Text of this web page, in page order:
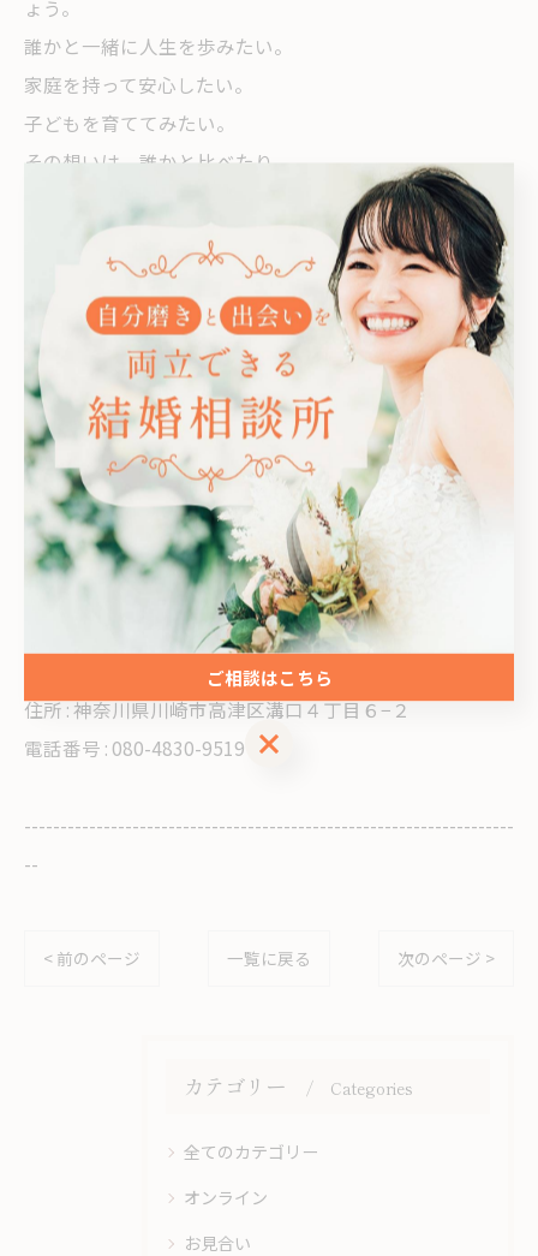
ょう。
誰かと一緒に人生を歩みたい。
家庭を持って安心したい。
子どもを育ててみたい。
その想いは、誰かと比べたり、
スピードを競うためのものではありません。
あなたの人生にとって大切な願いだからこそ、
丁寧に向き合っていきたいのです。
疲れたときこそ、自分をいたわる時間を。
少し休んだら、またあなたらしく歩き出せます。
婚活は、あなたの幸せのためのプロセスです。
焦らず、無理せず、自分のペースで進んでいきましょ
う。
--------------------------------------------------------------------
REVERSAL結婚相談所川崎高津店
住所 : 神奈川県川崎市高津区溝口４丁目６−２
電話番号 : 080-4830-9519
--------------------------------------------------------------------
--
< 前のページ 一覧に戻る 次のページ >
カテゴリー Categories
全てのカテゴリー
オンライン
お見合い
ご相談はこちら
ご相談はこちら